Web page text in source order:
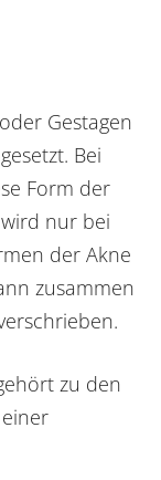
Gestagen
Bei
Form der
nur bei
der Akne
zusammen
zu den